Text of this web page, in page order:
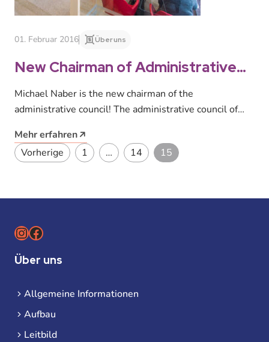
01. Februar 2016 Über uns
New Chairman of Administrative
Council
Michael Naber is the new chairman of the
administrative council! The administrative council of
Mehr erfahren
Seitennummerierung der
Vorherige 1 … 14 15
Instagram
Facebook
Über uns
Allgemeine Informationen
Aufbau
Leitbild